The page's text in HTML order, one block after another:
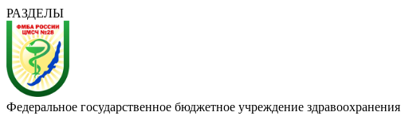
РАЗДЕЛЫ
Федеральное государственное бюджетное учреждение здравоохранения